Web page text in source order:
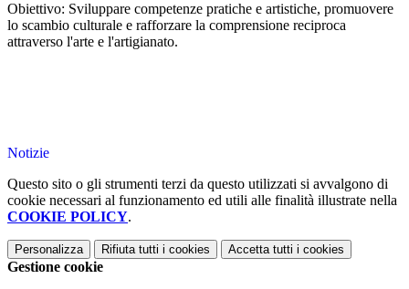
Obiettivo: Sviluppare competenze pratiche e artistiche, promuovere
lo scambio culturale e rafforzare la comprensione reciproca
attraverso l'arte e l'artigianato.
Notizie
Questo sito o gli strumenti terzi da questo utilizzati si avvalgono di
cookie necessari al funzionamento ed utili alle finalità illustrate nella
COOKIE POLICY.
Personalizza Rifiuta tutti i cookies Accetta tutti i cookies
Gestione cookie